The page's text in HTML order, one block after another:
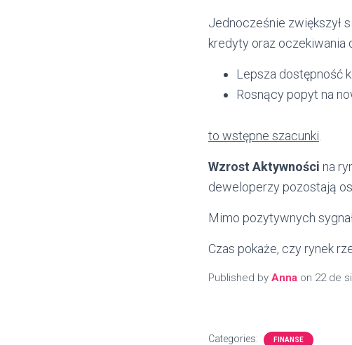
Jednocześnie zwiększył
kredyty oraz oczekiwania
Lepsza dostępność
Rosnący popyt na
to wstępne szacunki
Wzrost Aktywności na
deweloperzy pozostają
Mimo pozytywnych
Czas pokaże, czy rynek
Published by Anna on 22 de
Categories: FINANSE